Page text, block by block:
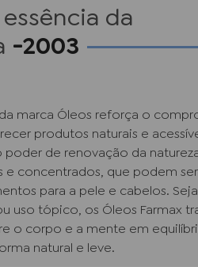
da
-2003
marca Óleos reforça o
produtos naturais e
poder de renovação da
e concentrados, que podem
para a pele e cabelos.
uso tópico, os Óleos Farmax
o corpo e a mente em
natural e leve.